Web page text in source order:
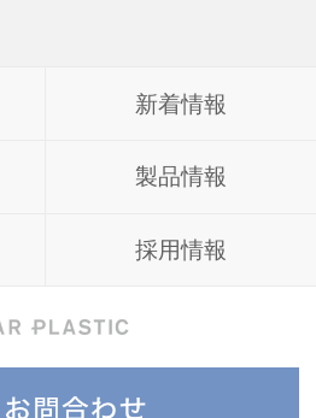
新着情報
製品情報
採用情報